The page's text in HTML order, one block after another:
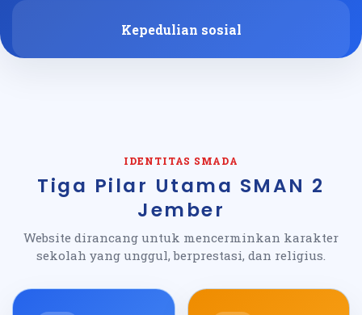
Kepedulian sosial
IDENTITAS SMADA
Tiga Pilar Utama SMAN 2
Jember
Website dirancang untuk mencerminkan karakter
sekolah yang unggul, berprestasi, dan religius.